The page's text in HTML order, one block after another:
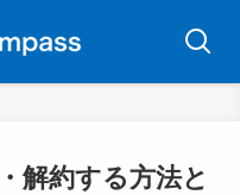
解約する方法と